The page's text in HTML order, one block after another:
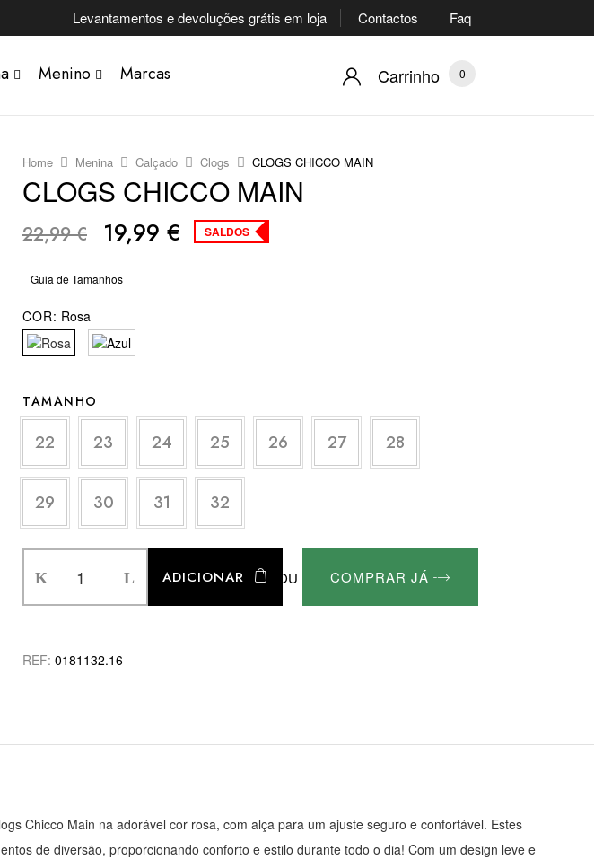
Levantamentos e devoluções grátis em loja Contactos Faq
Menino Marcas Carrinho 0
Home Menina Calçado Clogs CLOGS CHICCO MAIN
CLOGS CHICCO MAIN
22,99€ 19,99 € SALDOS
Guia de Tamanhos
COR: Rosa
TAMANHO
22 23 24 25 26 27 28
29 30 31 32
ADICIONAR OU COMPRAR JÁ
REF: 0181132.16
Chicco Main na adorável cor rosa, com alça para um ajuste seguro e confortável. Estes
de diversão, proporcionando conforto e estilo durante todo o dia! Com um design leve e